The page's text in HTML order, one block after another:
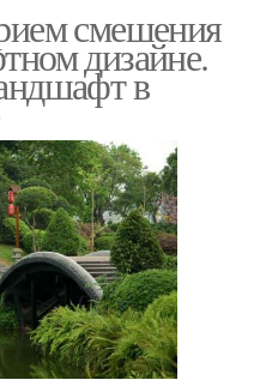
смешения
дизайне.
в